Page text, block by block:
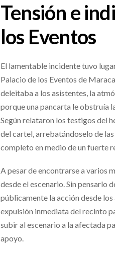
Tensión e
los Eventos
El lamentable incidente tuvo
Palacio de los Eventos de
deleitaba a los asistentes, la
porque una pancarta le obstruía
Según relataron los testigos del
del cartel, arrebatándoselo de
completo en medio de un fuerte
A pesar de encontrarse a varios
desde el escenario. Sin pensarlo
públicamente la acción desde
expulsión inmediata del recinto
subir al escenario a la afectada
apoyo.